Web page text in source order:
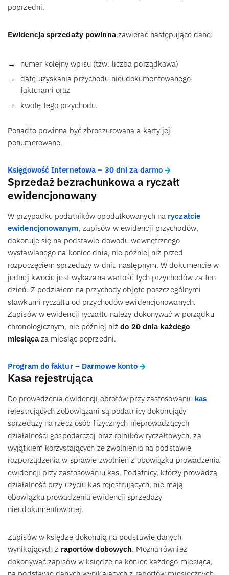
poprzedni.
Ewidencja sprzedaży powinnazawierać następujące dane:
numer kolejny wpisu (tzw. liczba porządkowa)
datę uzyskania przychodu nieudokumentowanego
fakturami oraz
kwotę tego przychodu.
Ponadto powinna być zbroszurowana a karty jej
ponumerowane.
Księgowość Internetowa – 30 dni za darmo
Sprzedaż bezrachunkowa a ryczałt
ewidencjonowany
W przypadku podatników opodatkowanych na ryczałcie
ewidencjonowanym, zapisów w ewidencji przychodów,
dokonuje się na podstawie dowodu wewnętrznego
wystawianego na koniec dnia, nie później niż przed
rozpoczęciem sprzedaży w dniu następnym. W dokumencie w
jednej kwocie jest wykazana wartość tych przychodów za ten
dzień. Z podziałem na przychody objęte poszczególnymi
stawkami ryczałtu od przychodów ewidencjonowanych.
Zapisów w ewidencji ryczałtu należy dokonywać w porządku
chronologicznym, nie później niż do 20 dnia każdego
miesiącaza miesiąc poprzedni.
Program do faktur – Darmowe konto
Kasa rejestrująca
Do prowadzenia ewidencji obrotów przy zastosowaniu kas
rejestrujących zobowiązani są podatnicy dokonujący
sprzedaży na rzecz osób fizycznych nieprowadzących
działalności gospodarczej oraz rolników ryczałtowych, za
wyjątkiem korzystających ze zwolnienia na podstawie
rozporządzenia w sprawie zwolnień z obowiązku prowadzenia
ewidencji przy zastosowaniu kas. Podatnicy, którzy prowadzą
działalność przy użyciu kas rejestrujących, nie mają
obowiązku prowadzenia ewidencji sprzedaży
nieudokumentowanej.
Zapisów w księdze dokonują na podstawie danych
wynikających z raportów dobowych. Można również
dokonywać zapisów w księdze na koniec każdego miesiąca,